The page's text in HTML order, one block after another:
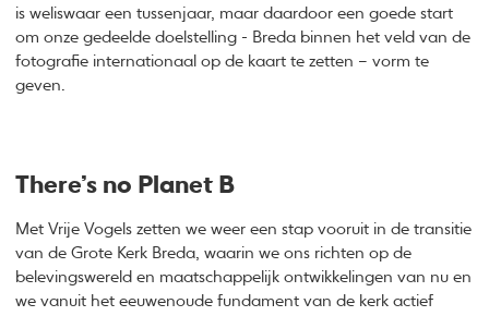
is weliswaar een tussenjaar, maar daardoor een goede start
om onze gedeelde doelstelling - Breda binnen het veld van de
fotografie internationaal op de kaart te zetten – vorm te
geven.
There’s no Planet B
Met Vrije Vogels zetten we weer een stap vooruit in de transitie
van de Grote Kerk Breda, waarin we ons richten op de
belevingswereld en maatschappelijk ontwikkelingen van nu en
we vanuit het eeuwenoude fundament van de kerk actief